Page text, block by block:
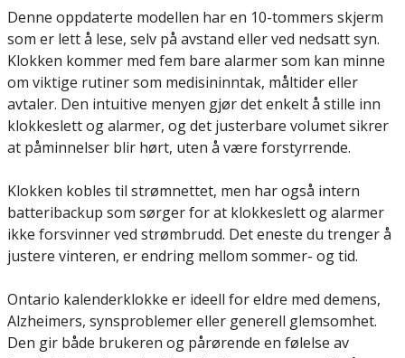
Denne oppdaterte modellen har en 10-tommers skjerm
som er lett å lese, selv på avstand eller ved nedsatt syn.
Klokken kommer med fem bare alarmer som kan minne
om viktige rutiner som medisininntak, måltider eller
avtaler. Den intuitive menyen gjør det enkelt å stille inn
klokkeslett og alarmer, og det justerbare volumet sikrer
at påminnelser blir hørt, uten å være forstyrrende.
Klokken kobles til strømnettet, men har også intern
batteribackup som sørger for at klokkeslett og alarmer
ikke forsvinner ved strømbrudd. Det eneste du trenger å
justere vinteren, er endring mellom sommer- og tid.
Ontario kalenderklokke er ideell for eldre med demens,
Alzheimers, synsproblemer eller generell glemsomhet.
Den gir både brukeren og pårørende en følelse av